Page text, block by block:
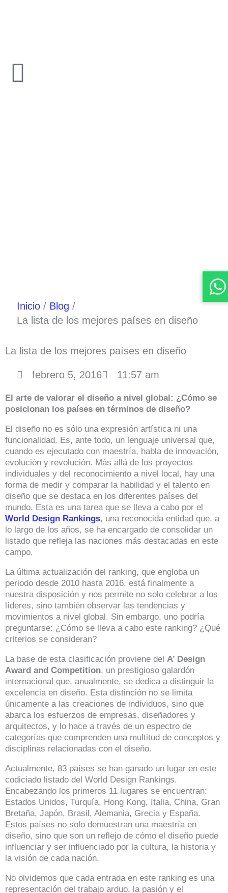
Inicio
Blog
La lista de los mejores países en diseño
La lista de los mejores países en diseño
febrero 5, 2016 11:57 am
El arte de valorar el diseño a nivel global: ¿Cómo se
posicionan los países en términos de diseño?
El diseño no es sólo una expresión artística ni una
funcionalidad. Es, ante todo, un lenguaje universal que,
cuando es ejecutado con maestría, habla de innovación,
evolución y revolución. Más allá de los proyectos
individuales y del reconocimiento a nivel local, hay una
forma de medir y comparar la habilidad y el talento en
diseño que se destaca en los diferentes países del
mundo. Esta es una tarea que se lleva a cabo por el
World Design Rankings, una reconocida entidad que, a
lo largo de los años, se ha encargado de consolidar un
listado que refleja las naciones más destacadas en este
campo.
La última actualización del ranking, que engloba un
periodo desde 2010 hasta 2016, está finalmente a
nuestra disposición y nos permite no solo celebrar a los
líderes, sino también observar las tendencias y
movimientos a nivel global. Sin embargo, uno podría
preguntarse: ¿Cómo se lleva a cabo este ranking? ¿Qué
criterios se consideran?
La base de esta clasificación proviene del A’ Design
Award and Competition, un prestigioso galardón
internacional que, anualmente, se dedica a distinguir la
excelencia en diseño. Esta distinción no se limita
únicamente a las creaciones de individuos, sino que
abarca los esfuerzos de empresas, diseñadores y
arquitectos, y lo hace a través de un espectro de
categorías que comprenden una multitud de conceptos y
disciplinas relacionadas con el diseño.
Actualmente, 83 países se han ganado un lugar en este
codiciado listado del World Design Rankings.
Encabezando los primeros 11 lugares se encuentran:
Estados Unidos, Turquía, Hong Kong, Italia, China, Gran
Bretaña, Japón, Brasil, Alemania, Grecia y España.
Estos países no solo demuestran una maestría en
diseño, sino que son un reflejo de cómo el diseño puede
influenciar y ser influenciado por la cultura, la historia y
la visión de cada nación.
No olvidemos que cada entrada en este ranking es una
representación del trabajo arduo, la pasión y el